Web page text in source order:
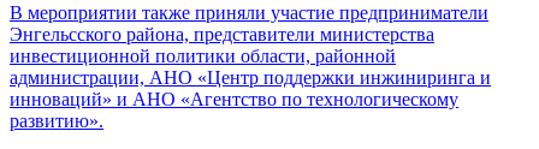
В мероприятии также приняли участие предприниматели
Энгельсского района, представители министерства
инвестиционной политики области, районной
администрации, АНО «Центр поддержки инжиниринга и
инноваций» и АНО «Агентство по технологическому
развитию».